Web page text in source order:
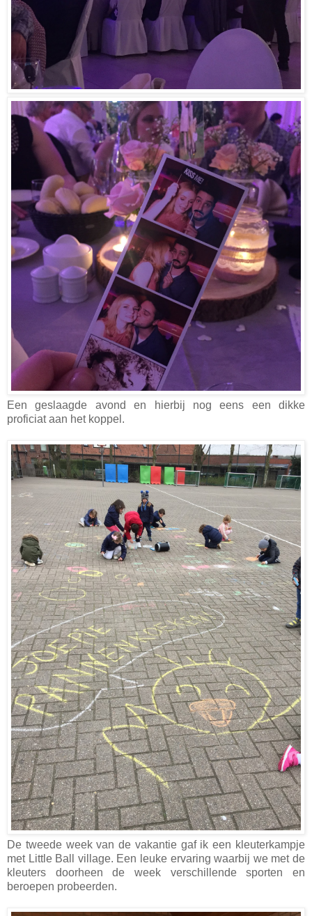
Een geslaagde avond en hierbij nog eens een dikke
proficiat aan het koppel.
De tweede week van de vakantie gaf ik een kleuterkampje
met Little Ball village. Een leuke ervaring waarbij we met de
kleuters doorheen de week verschillende sporten en
beroepen probeerden.